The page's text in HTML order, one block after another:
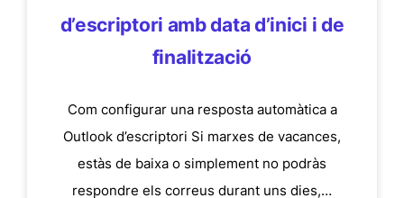
d’escriptori amb data d’inici i de
finalització
Com configurar una resposta automàtica a
Outlook d’escriptori Si marxes de vacances,
estàs de baixa o simplement no podràs
respondre els correus durant uns dies,…